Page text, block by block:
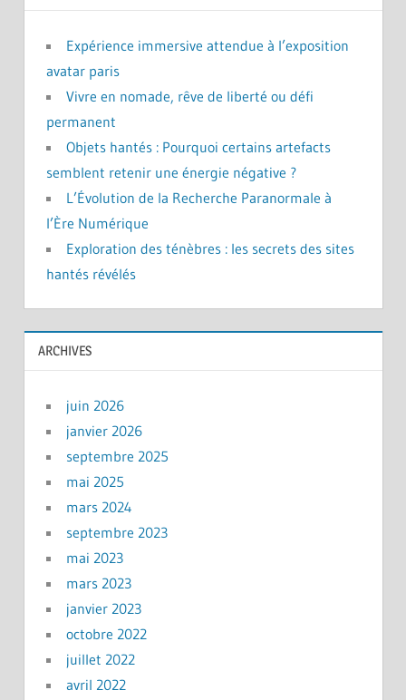
Expérience immersive attendue à l’exposition
avatar paris
Vivre en nomade, rêve de liberté ou défi
permanent
Objets hantés : Pourquoi certains artefacts
semblent retenir une énergie négative ?
L’Évolution de la Recherche Paranormale à
l’Ère Numérique
Exploration des ténèbres : les secrets des sites
hantés révélés
ARCHIVES
juin 2026
janvier 2026
septembre 2025
mai 2025
mars 2024
septembre 2023
mai 2023
mars 2023
janvier 2023
octobre 2022
juillet 2022
avril 2022